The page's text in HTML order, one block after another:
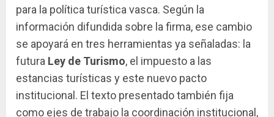
para la política turística vasca. Según la
información difundida sobre la firma, ese cambio
se apoyará en tres herramientas ya señaladas: la
futura Ley de Turismo, el impuesto a las
estancias turísticas y este nuevo pacto
institucional. El texto presentado también fija
como ejes de trabajo la coordinación institucional,